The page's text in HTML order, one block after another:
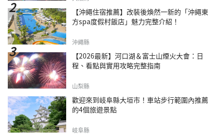
【沖繩住宿推薦】改裝後煥然一新的「沖繩東
方spa度假村飯店」魅力完整介紹！
沖繩縣
【2026最新】河口湖＆富士山煙火大會：日
程、看點與實用攻略完整指南
山梨縣
歡迎來到岐阜縣大垣市！車站步行範圍內推薦
的4個旅遊景點
岐阜縣